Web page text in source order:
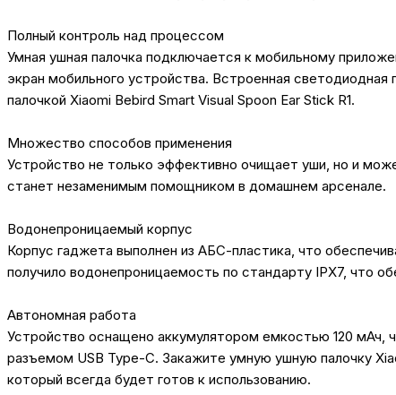
Полный контроль над процессом
Умная ушная палочка подключается к мобильному
экран мобильного устройства. Встроенная
палочкой Xiaomi Bebird Smart Visual Spoon Ear Stick R1.
Множество способов применения
Устройство не только эффективно очищает уши, но и
станет незаменимым помощником в домашнем арсенале.
Водонепроницаемый корпус
Корпус гаджета выполнен из АБС-пластика, что
получило водонепроницаемость по стандарту IPX7, что
Автономная работа
Устройство оснащено аккумулятором емкостью 120 мАч,
разъемом USB Type-C. Закажите умную ушную палочку
который всегда будет готов к использованию.